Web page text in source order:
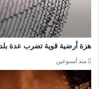
هزة أرضية قوية تضرب عدة
منذ أسبوعين